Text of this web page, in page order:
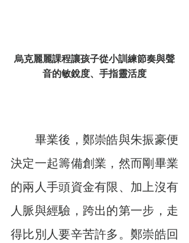
烏克麗麗課程讓孩子從小訓練節奏與聲
音的敏銳度、手指靈活度
畢業後，鄭崇皓與朱振豪便
決定一起籌備創業，然而剛畢業
的兩人手頭資金有限、加上沒有
人脈與經驗，跨出的第一步，走
得比別人要辛苦許多。鄭崇皓回